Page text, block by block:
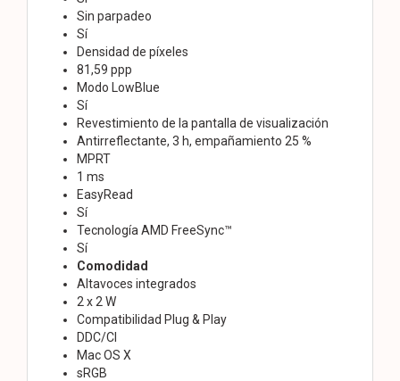
Sin parpadeo
Sí
Densidad de píxeles
81,59 ppp
Modo LowBlue
Sí
Revestimiento de la pantalla de visualización
Antirreflectante, 3 h, empañamiento 25 %
MPRT
1 ms
EasyRead
Sí
Tecnología AMD FreeSync™
Sí
Comodidad
Altavoces integrados
2 x 2 W
Compatibilidad Plug & Play
DDC/CI
Mac OS X
sRGB